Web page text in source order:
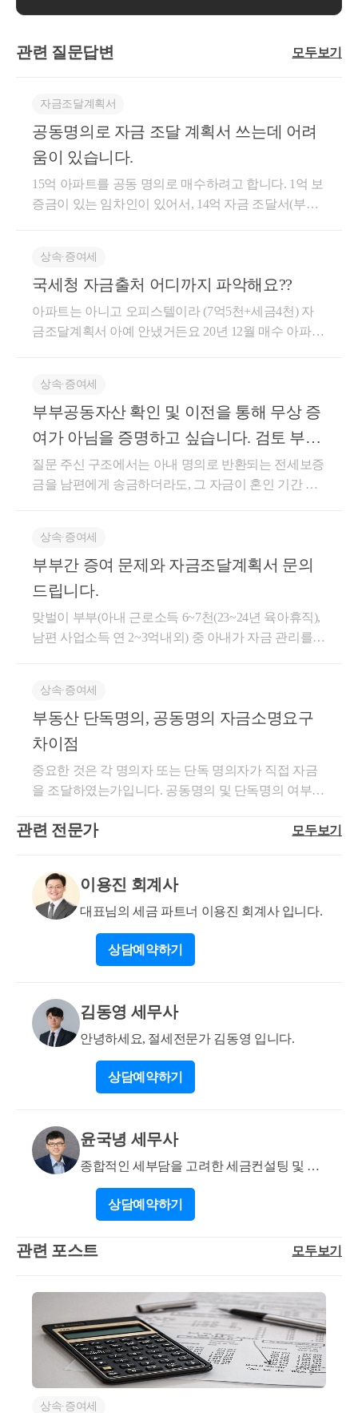
관련 질문답변 모두보기
자금조달계획서
공동명의로 자금 조달 계획서 쓰는데 어려
움이 있습니다.
15억 아파트를 공동 명의로 매수하려고 합니다. 1억 보
증금이 있는 임차인이 있어서, 14억 자금 조달서(부부
행 예금 7억입니다. 저흰 은행에만 저금해서요.. 이럴
경우 자금 소명하라고 나올 가능성이 있다고 하는데
요...아파트 매도 자금 중 제 조달분인 7억을 제외하고
남은 금액을 남편에세 증여해서, 예금 금액을 낮춰서
원을 남편소득으로 만든것이면 그대로7억적으셔도 되
고 7억중 증여받은금액이 있다면 아내가 지금 일부 증
여를 해주는게 좋습니다
상속∙증여세
국세청 자금출처 어디까지 파악해요??
아파트는 아니고 오피스텔이라 (7억5천+세금4천) 자
금조달계획서 아예 안냈거든요 20년 12월 매수 아파트
지금까지 아무 소명 연락없는데 갑자기 4년지나서 부
동산원 국세청 소명요청 오기도 하나요 -->네 올수도
있으나 가능성은 낮습니다 오피스텔은 자금조달 계획
고 경기외곽+오피 거긴 안본다 이러는데 맞는말인가
요 기존세입자전세금 2.6억 부모님차용 2.5억 대출 1.8
보까지 파악 가능한가요 -->부모님 상속발생시,질문자
우에 파악이 가능합니다
상속∙증여세
부부공동자산 확인 및 이전을 통해 무상 증
여가 아님을 증명하고 싶습니다. 검토 부탁
드립니다.
질문 주신 구조에서는 아내 명의로 반환되는 전세보증
금을 남편에게 송금하더라도, 그 자금이 혼인 기간 동
를 배우자 간 무상증여가 아니라 부부 공동자산의 정
산·이전으로 소명하는 것이 가능합니다. 다만 형식상
배우자 간 거액의 자금 이전에 해당하므로, 단순 송금
합니다. 이를 위해서는 부부 공동자산 형성 경위와 이
번 송금이 주택 매수자금으로 사용된다는 점을 명확히
세자금 마련·대출 상환을 공동으로 부담했다는 금융거
자 공동자산 정산금’ 기재까지 함께 갖추는 것이 중요
합니다. 이와 같은 자료를 준비하더라도 금액 규모가
큰 만큼, 향후 자금출처 조사나 증여 여부 다툼에 대비
해 증빙을 명확히 남긴다는 취지로 무실적 증여세 신
저는 부동산 관련 세법, 경매학원 강의, 취득·양도·상속
며, 참고해 보시면 도움이 되실 것 같습니다. 추가 검토
가 필요하시거나 구체적인 자금 흐름 정리가 필요하신
최지호 세무사로 연락 주시면 자세히 안내드리겠습니
다. 감사합니다.
상속∙증여세
부부간 증여 문제와 자금조달계획서 문의
드립니다.
맞벌이 부부(아내 근로소득 6~7천(23~24년 육아휴직),
남편 사업소득 연 2~3억내외) 중 아내가 자금 관리를
이슈가 있음을 알았습니다 아내가 현재 현금 2억, 사업
예비비 예금 0.45억, 주식 1억 정도를 가지고 있습니다.
아내 소득도 모두 같이 저금했지만 사실상 거의 다 남
금할 예정이었습니다. 그렇게 되면 아내가 남편에게
증여한 것으로 기재해야하나요? ㅠㅠ-->아닙니다 남편
하시면됩니다 증여가 아닙니다
상속∙증여세
부동산 단독명의, 공동명의 자금소명요구
차이점
중요한 것은 각 명의자 또는 단독 명의자가 직접 자금
을 조달하였는가입니다. 공동명의 및 단독명의 여부에
생길 수 있는 지는 사안에 따라 다릅니다. 단독으로 구
금 문제없이 귀속될 수 있다면 문제되지 않고, 반면에
공동으로 구입하더라도, 각자의 지분율과 상이하게 자
금을 활용했다면 문제가 될 수 있습니다. 즉, 귀하 사례
에서는 대출을 함께 갚아나가실 예정이기에 공동명의
로 진행하는 것이 맞다고 생각되나, 공동명의로 구입
할 경우 보유한 예금액의 소유자 구분, 증여받는 금액
에 대해 명의자를 구분하지 않고 남겨주셔서 구체적으
로 계획서에 들어갈 금액, 소명을 위해 준비할 사안 등
상담이 어렵습니다. 더 구체적으로 각자 명의의 자산
을 안분하여 질문을 남겨주시거나, 프로필 내 연락처
를 통해 연락주시면 상담 가능합니다. 감사합니다. *
립니다. 부동산 소명업무 관련 소개 : https://blog.naver.co
m/tax_dawn/223700212472 자금조달계획서 작성 예시 :
https://blog.naver.com/tax_dawn/223660822753 자금조달
계획서 작성 : https://blog.naver.com/tax_dawn/2235780106
05 자금조달계획서 Q&A 목차 정리 : https://blog.naver.co
https://blog.naver.com/tax_dawn/223544195313
관련 전문가 모두보기
이용진 회계사
대표님의 세금 파트너 이용진 회계사 입니다.
상담예약하기
김동영 세무사
안녕하세요, 절세전문가 김동영 입니다.
상담예약하기
윤국녕 세무사
종합적인 세부담을 고려한 세금컨설팅 및 신
상담예약하기
관련 포스트 모두보기
상속∙증여세